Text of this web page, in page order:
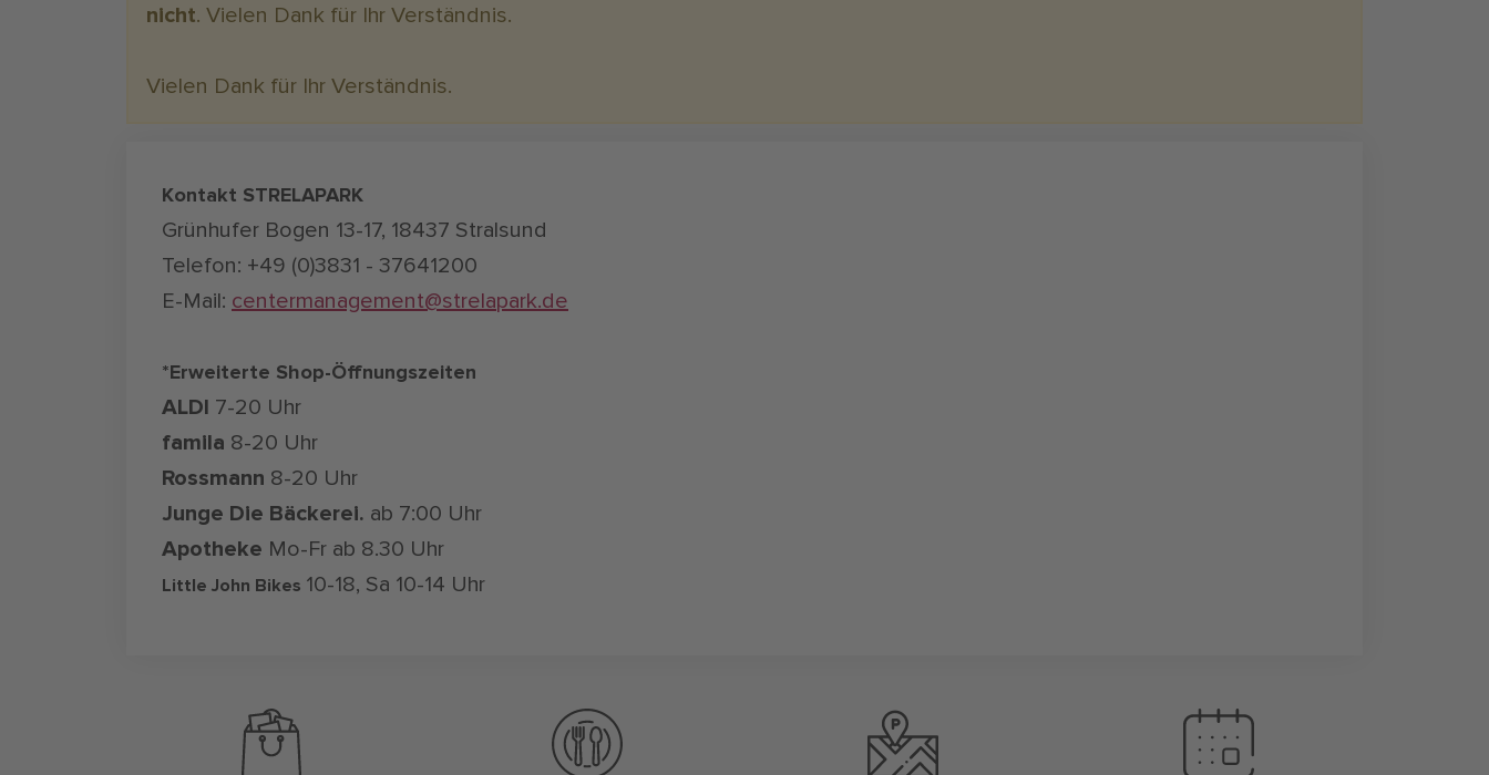
nicht. Vielen Dank für Ihr Verständnis.
Vielen Dank für Ihr Verständnis.
Kontakt STRELAPARK
Grünhufer Bogen 13-17, 18437 Stralsund
Telefon: +49 (0)3831 - 37641200
E-Mail: centermanagement@strelapark.de
*Erweiterte Shop-Öffnungszeiten
ALDI 7-20 Uhr
famila 8-20 Uhr
Rossmann 8-20 Uhr
Junge Die Bäckerei. ab 7:00 Uhr
Apotheke Mo-Fr ab 8.30 Uhr
Little John Bikes 10-18, Sa 10-14 Uhr